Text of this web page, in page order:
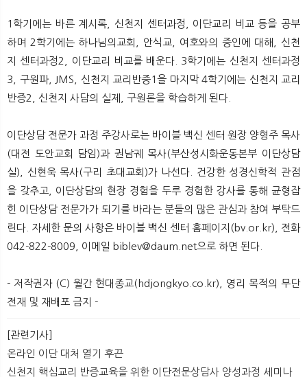
1학기에는 바른 계시록, 신천지 센터과정, 이단교리 비교 등을 공부
하며 2학기에는 하나님의교회, 안식교, 여호와의 증인에 대해, 신천
지 센터과정2, 이단교리 비교를 배운다. 3학기에는 신천지 센터과정
3, 구원파, JMS, 신천지 교리반증1을 마지막 4학기에는 신천지 교리
반증2, 신천지 사담의 실제, 구원론을 학습하게 된다.
이단상담 전문가 과정 주강사로는 바이블 백신 센터 원장 양형주 목사
(대전 도안교회 담임)과 권남궤 목사(부산성시화운동본부 이단상담
실), 신현욱 목사(구리 초대교회)가 나선다. 건강한 성경신학적 관점
을 갖추고, 이단상담의 현장 경험을 두루 경험한 강사를 통해 균형잡
힌 이단상담 전문가가 되기를 바라는 분들의 많은 관심과 참여 부탁드
린다. 자세한 문의 사항은 바이블 백신 센터 홈페이지(bv.or.kr), 전화
042-822-8009, 이메일 biblev@daum.net으로 하면 된다.​
- 저작권자 (C) 월간 현대종교(hdjongkyo.co.kr), 영리 목적의 무단
전재 및 재배포 금지 -
[관련기사]
온라인 이단 대처 열기 후끈
신천지 핵심교리 반증교육을 위한 이단전문상담사 양성과정 세미나